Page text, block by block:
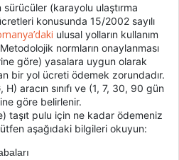
(karayolu ulaştırma
konusunda 15/2002 sayılı
ulusal yolların kullanım
normların onaylanması
göre) yasalara uygun olarak
bir yol ücreti ödemek zorundadır.
aracın sınıfı ve (1, 7, 30, 90 gün
göre belirlenir.
taşıt pulu için ne kadar ödemeniz
aşağıdaki bilgileri okuyun: